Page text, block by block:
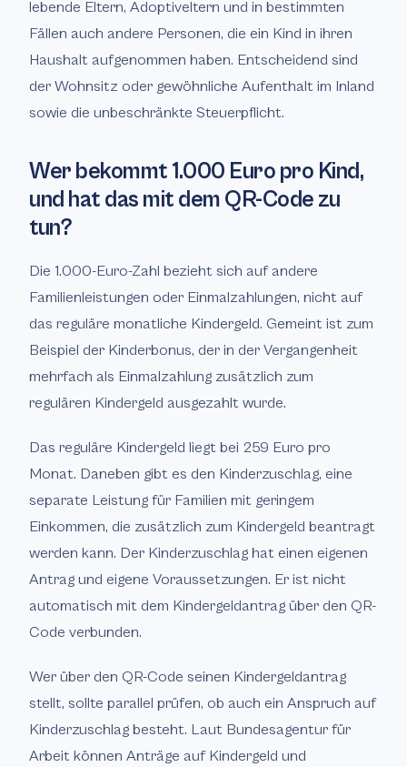
lebende Eltern, Adoptiveltern und in bestimmten
Fällen auch andere Personen, die ein Kind in ihren
Haushalt aufgenommen haben. Entscheidend sind
der Wohnsitz oder gewöhnliche Aufenthalt im Inland
sowie die unbeschränkte Steuerpflicht.
Wer bekommt 1.000 Euro pro Kind,
und hat das mit dem QR-Code zu
tun?
Die 1.000-Euro-Zahl bezieht sich auf andere
Familienleistungen oder Einmalzahlungen, nicht auf
das reguläre monatliche Kindergeld. Gemeint ist zum
Beispiel der Kinderbonus, der in der Vergangenheit
mehrfach als Einmalzahlung zusätzlich zum
regulären Kindergeld ausgezahlt wurde.
Das reguläre Kindergeld liegt bei 259 Euro pro
Monat. Daneben gibt es den Kinderzuschlag, eine
separate Leistung für Familien mit geringem
Einkommen, die zusätzlich zum Kindergeld beantragt
werden kann. Der Kinderzuschlag hat einen eigenen
Antrag und eigene Voraussetzungen. Er ist nicht
automatisch mit dem Kindergeldantrag über den QR-
Code verbunden.
Wer über den QR-Code seinen Kindergeldantrag
stellt, sollte parallel prüfen, ob auch ein Anspruch auf
Kinderzuschlag besteht. Laut Bundesagentur für
Arbeit können Anträge auf Kindergeld und